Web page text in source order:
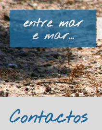
entre mar
e mar...
Contactos